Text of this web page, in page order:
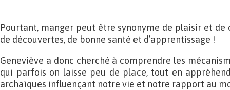
Pourtant, manger peut être synonyme de plaisir et
de découvertes, de bonne santé et d’apprentissage !
Geneviève a donc cherché à comprendre les
qui parfois on laisse peu de place, tout en
archaïques influençant notre vie et notre rapport au